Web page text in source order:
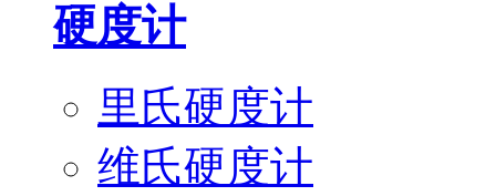
硬度计
里氏硬度计
维氏硬度计